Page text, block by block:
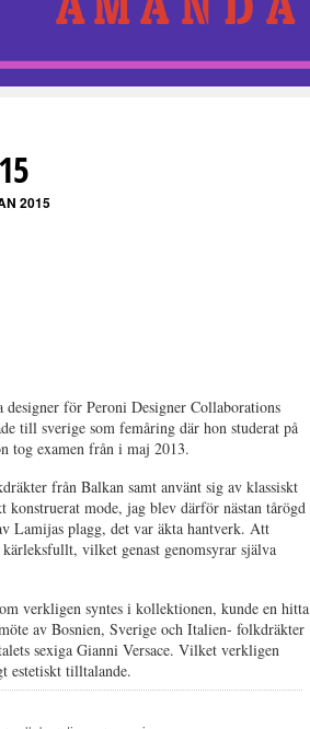
2015
designer för Peroni Designer Collaborations
till sverige som femåring där hon studerat på
tog examen från i maj 2013.
från Balkan samt använt sig av klassiskt
konstruerat mode, jag blev därför nästan tårögd
Lamijas plagg, det var äkta hantverk. Att
vilket genast genomsyrar själva
verkligen syntes i kollektionen, kunde en hitta
av Bosnien, Sverige och Italien- folkdräkter
sexiga Gianni Versace. Vilket verkligen
estetiskt tilltalande.